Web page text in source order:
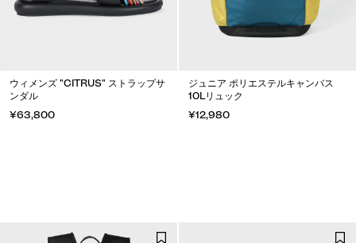
ウィメンズ "CITRUS" ストラップサ
ンダル
¥63,800
ジュニア ポリエステルキャンバス
10Lリュック
¥12,980